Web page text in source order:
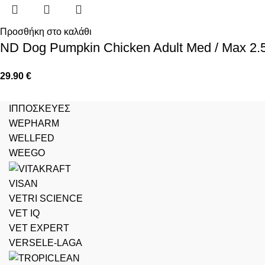
Προσθήκη στο καλάθι
ND Dog Pumpkin Chicken Adult Med / Max
29.90 €
ΙΠΠΟΣΚΕΥΕΣ
WEPHARM
WELLFED
WEEGO
VISAN
VETRI SCIENCE
VET IQ
VET EXPERT
VERSELE-LAGA